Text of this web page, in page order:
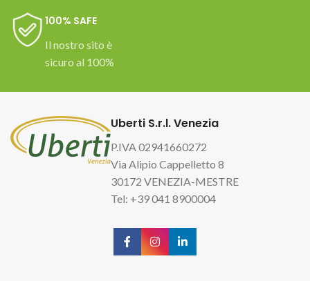
100% SAFE
Il nostro sito è
sicuro al 100%
Uberti S.r.l. Venezia
P.IVA 02941660272
Via Alipio Cappelletto 8
30172 VENEZIA-MESTRE
Tel: +39 041 8900004